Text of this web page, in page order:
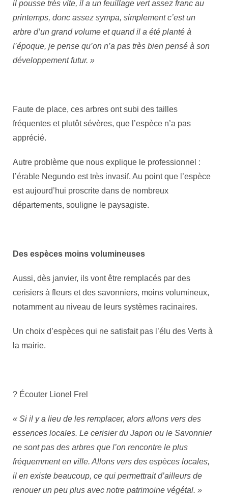
il pousse très vite, il a un feuillage vert assez franc au
printemps, donc assez sympa, simplement c’est un
arbre d’un grand volume et quand il a été planté à
l’époque, je pense qu’on n’a pas très bien pensé à son
développement futur. »
Faute de place, ces arbres ont subi des tailles
fréquentes et plutôt sévères, que l’espèce n’a pas
apprécié.
Autre problème que nous explique le professionnel :
l’érable Negundo est très invasif. Au point que l’espèce
est aujourd’hui proscrite dans de nombreux
départements, souligne le paysagiste.
Des espèces moins volumineuses
Aussi, dès janvier, ils vont être remplacés par des
cerisiers à fleurs et des savonniers, moins volumineux,
notamment au niveau de leurs systèmes racinaires.
Un choix d’espèces qui ne satisfait pas l’élu des Verts à
la mairie.
? Écouter Lionel Frel
« Si il y a lieu de les remplacer, alors allons vers des
essences locales. Le cerisier du Japon ou le Savonnier
ne sont pas des arbres que l’on rencontre le plus
fréquemment en ville. Allons vers des espèces locales,
il en existe beaucoup, ce qui permettrait d’ailleurs de
renouer un peu plus avec notre patrimoine végétal. »